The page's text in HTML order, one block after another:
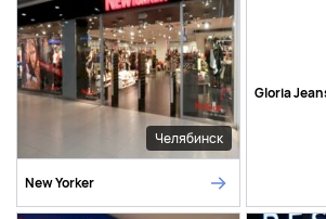
Челябинск
New Yorker
Gloria